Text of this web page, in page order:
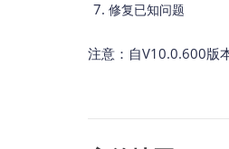
修复已知问题
注意：自V10.0.600版